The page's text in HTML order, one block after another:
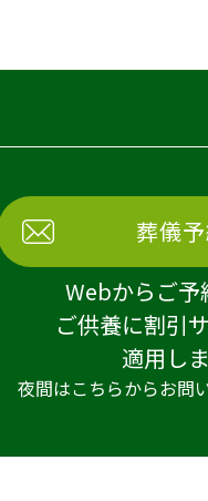
葬儀
Webからご予
ご供養に割引
適用し
夜間はこちらからお問